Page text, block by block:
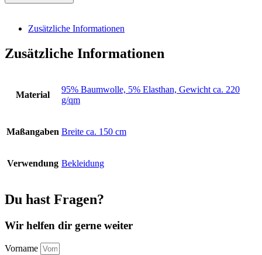
Zusätzliche Informationen
Zusätzliche Informationen
Material
95% Baumwolle, 5% Elasthan, Gewicht ca. 220
g/qm
Maßangaben Breite ca. 150 cm
Verwendung Bekleidung
Du hast Fragen?
Wir helfen dir gerne weiter
Vorname